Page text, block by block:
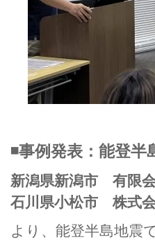
◾️事例発表：能登
新潟県新潟市 有限
石川県小松市 株式
より、能登半島地震